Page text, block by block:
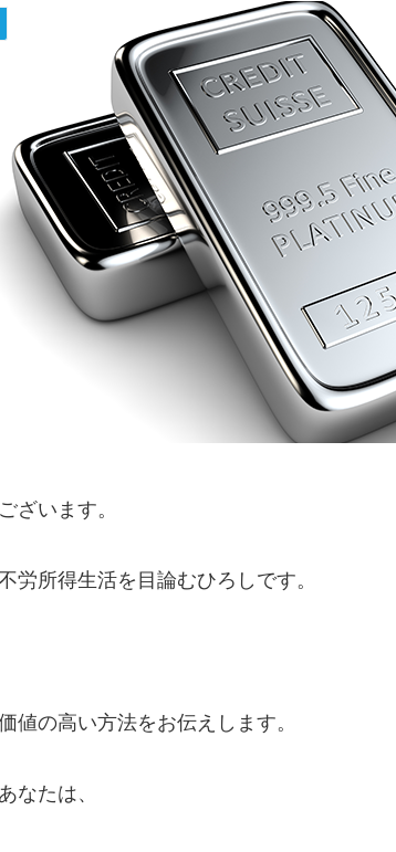
ざいます。
労所得生活を目論むひろしです。
値の高い方法をお伝えします。
なたは、